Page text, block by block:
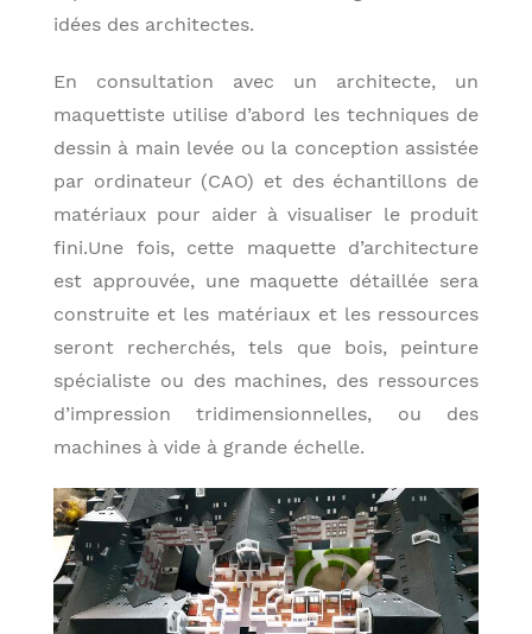
idées des architectes.
En consultation avec un architecte, un
maquettiste utilise d’abord les techniques de
dessin à main levée ou la conception assistée
par ordinateur (CAO) et des échantillons de
matériaux pour aider à visualiser le produit
fini.Une fois, cette maquette d’architecture
est approuvée, une maquette détaillée sera
construite et les matériaux et les ressources
seront recherchés, tels que bois, peinture
spécialiste ou des machines, des ressources
d’impression tridimensionnelles, ou des
machines à vide à grande échelle.